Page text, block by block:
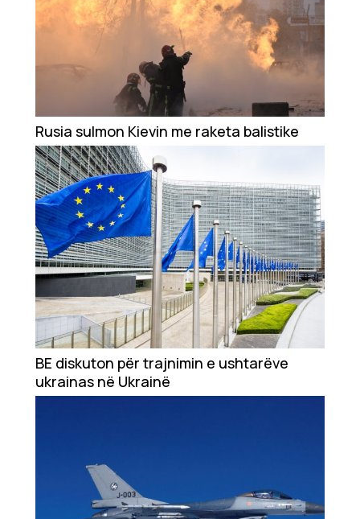
Rusia sulmon Kievin me raketa balistike
BE diskuton për trajnimin e ushtarëve
ukrainas në Ukrainë